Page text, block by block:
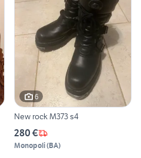
6
New rock M373 s4
280 €
Monopoli(BA)